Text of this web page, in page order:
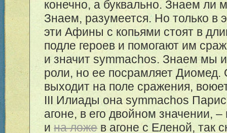
конечно, а буквально. Знаем ли
Знаем, разумеется. Но только в
эти Афины с копьями стоят в
подле героев и помогают им
и значит symmachos. Знаем мы
роли, но ее посрамляет Диомед.
выходит на поле сражения,
III Илиады она symmachos
агоне, в его двойном значении,
ина ложев агоне с Еленой, так